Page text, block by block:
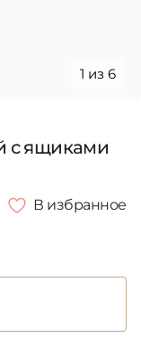
1 из 6
с ящиками
В избранное